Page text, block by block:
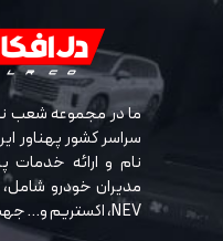
ما در مجموعه شعب
سراسر کشور پهناور
نام و ارائه
مدیران خودرو
NEV، اکستریم و… جهت ثبت نام با ما تماس بگیرید.